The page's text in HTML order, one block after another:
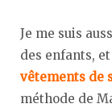
Je me suis
des enfants,
vêtements de
méthode de